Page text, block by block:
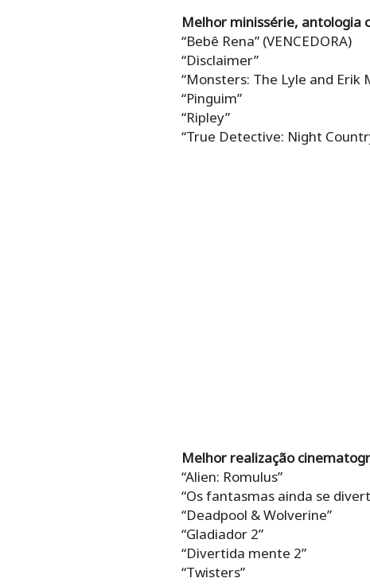
Melhor minissérie, antologia
“Bebê Rena” (VENCEDORA)
“Disclaimer”
“Monsters: The Lyle and Erik
“Pinguim”
“Ripley”
“True Detective: Night
Melhor realização
“Alien: Romulus”
“Os fantasmas ainda se
“Deadpool & Wolverine”
“Gladiador 2”
“Divertida mente 2”
“Twisters”